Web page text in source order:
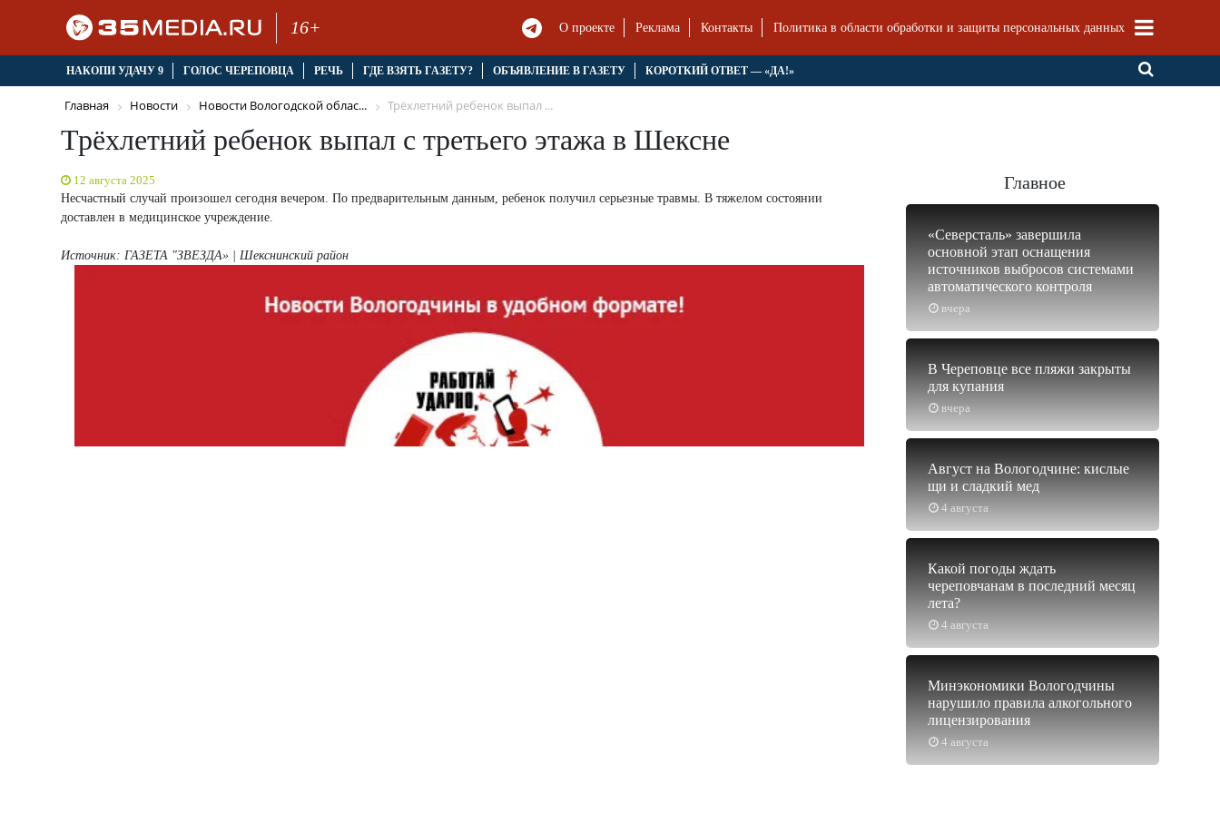
16+ О проекте Реклама Контакты Политика в области обработки и защиты персональных данных
НАКОПИ УДАЧУ 9 ГОЛОС ЧЕРЕПОВЦА РЕЧЬ ГДЕ ВЗЯТЬ ГАЗЕТУ? ОБЪЯВЛЕНИЕ В ГАЗЕТУ КОРОТКИЙ ОТВЕТ — «ДА!»
Главная Новости Новости Вологодской облас... Трёхлетний ребенок выпал ...
Трёхлетний ребенок выпал с третьего этажа в Шексне
12 августа 2025
Несчастный случай произошел сегодня вечером. По предварительным данным, ребенок получил серьезные травмы. В тяжелом состоянии
доставлен в медицинское учреждение.
Источник: ГАЗЕТА "ЗВЕЗДА» | Шекснинский район
Главное
вчера
«Северсталь» завершила
основной этап оснащения
источников выбросов системами
автоматического контроля
вчера
В Череповце все пляжи закрыты
для купания
4 августа
Август на Вологодчине: кислые
щи и сладкий мед
4 августа
Какой погоды ждать
череповчанам в последний месяц
лета?
4 августа
Минэкономики Вологодчины
нарушило правила алкогольного
лицензирования